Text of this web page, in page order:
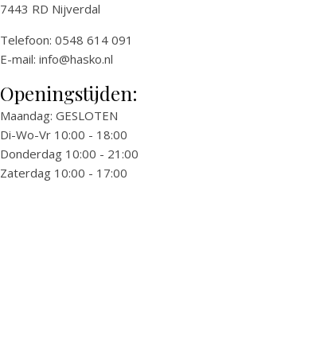
7443 RD Nijverdal
Telefoon: 0548 614 091
E-mail: info@hasko.nl
Openingstijden:
Maandag: GESLOTEN
Di-Wo-Vr 10:00 - 18:00
Donderdag 10:00 - 21:00
Zaterdag 10:00 - 17:00